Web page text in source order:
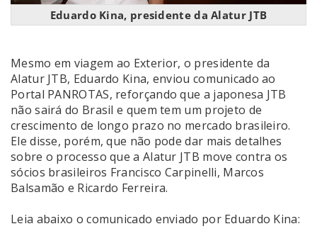
Eduardo Kina, presidente da Alatur JTB
Mesmo em viagem ao Exterior, o presidente da
Alatur JTB, Eduardo Kina, enviou comunicado ao
Portal PANROTAS, reforçando que a japonesa JTB
não sairá do Brasil e quem tem um projeto de
crescimento de longo prazo no mercado brasileiro.
Ele disse, porém, que não pode dar mais detalhes
sobre o processo que a Alatur JTB move contra os
sócios brasileiros Francisco Carpinelli, Marcos
Balsamão e Ricardo Ferreira.
Leia abaixo o comunicado enviado por Eduardo Kina: